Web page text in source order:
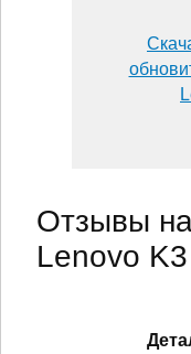
Отзывы
Lenovo